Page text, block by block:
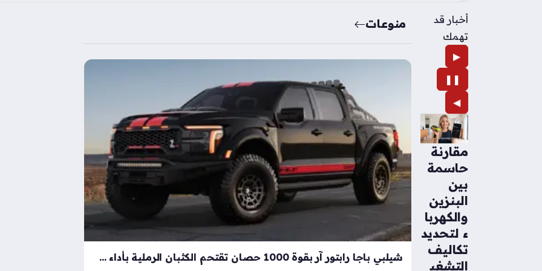
أخبار قد
تهمك
▶
❚❚
◀
مقارنة
حاسمة
بين
البنزين
والكهربا
ء لتحديد
تكاليف
التشغي
منوعات
شيلبي باجا رابتور آر بقوة 1000 حصان تقتحم الكثبان الرملية بأداء خارق